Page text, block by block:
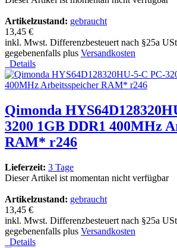
Artikelzustand: gebraucht
13,45 €
inkl. Mwst. Differenzbesteuert nach §25a
gegebenenfalls plus Versandkosten
Details
Qimonda
3200 1GB DDR1 400MHz
RAM* r246
Lieferzeit: 3 Tage
Dieser Artikel ist momentan nicht verfügbar
Artikelzustand: gebraucht
13,45 €
inkl. Mwst. Differenzbesteuert nach §25a
gegebenenfalls plus Versandkosten
Details